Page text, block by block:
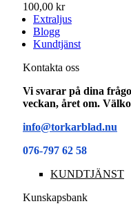
100,00 kr
Extraljus
Blogg
Kundtjänst
Kontakta oss
Vi svarar på dina
veckan, året om.
info@torkarblad.nu
076-797 62 58
KUNDTJÄNST
Kunskapsbank